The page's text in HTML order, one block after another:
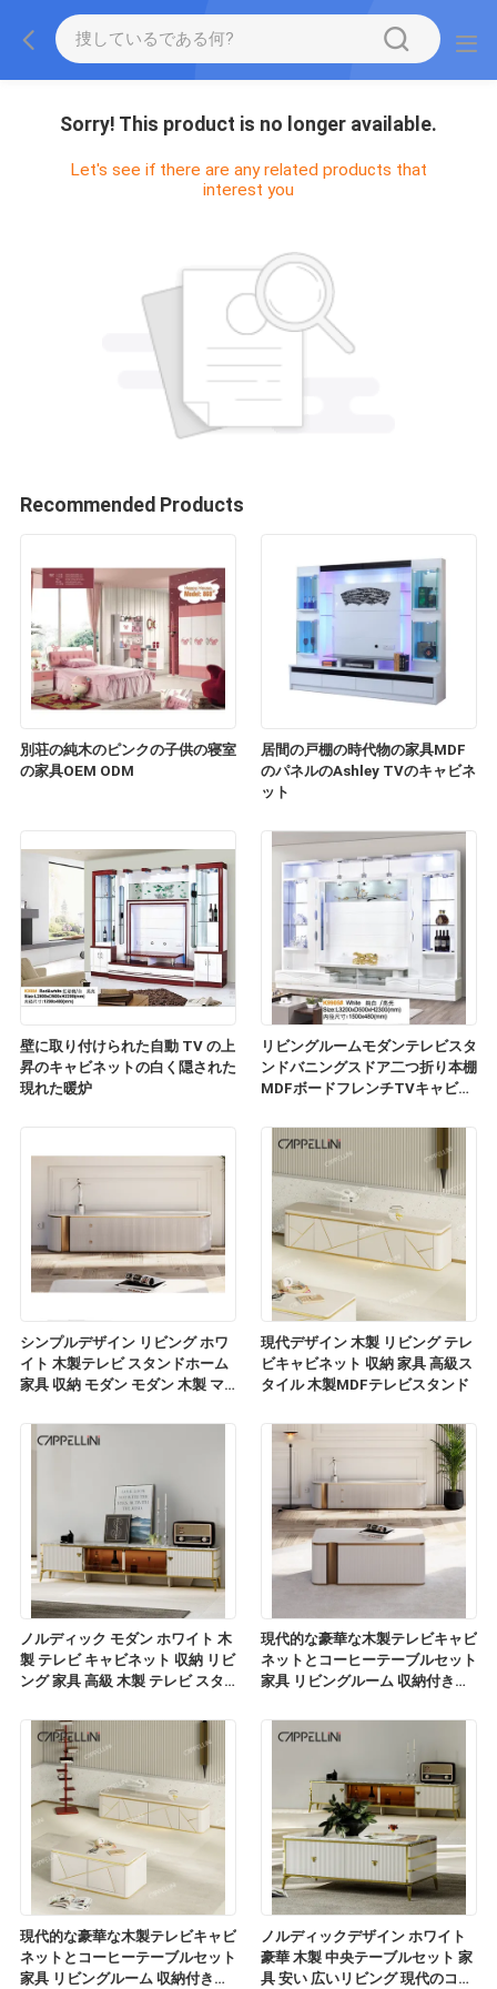
Sorry! This product is no longer available.
Let's see if there are any related products that
interest you
Recommended Products
別荘の純木のピンクの子供の寝室
の家具OEM ODM
居間の戸棚の時代物の家具MDF
のパネルのAshley TVのキャビネ
ット
壁に取り付けられた自動 TV の上
昇のキャビネットの白く隠された
現れた暖炉
リビングルームモダンテレビスタ
ンドバニングスドア二つ折り本棚
MDFボードフレンチTVキャビネ
シンプルデザイン リビング ホワ
イト 木製テレビ スタンドホーム
家具 収納 モダン モダン 木製 マ
ャビネット
現代デザイン 木製 リビング テレ
ビキャビネット 収納 家具 高級ス
タイル 木製MDFテレビスタンド
ノルディック モダン ホワイト 木
製 テレビ キャビネット 収納 リビ
ング 家具 高級 木製 テレビ スタ
現代的な豪華な木製テレビキャビ
ネットとコーヒーテーブルセット
家具 リビングルーム 収納付きの
現代的な豪華な木製テレビキャビ
ネットとコーヒーテーブルセット
家具 リビングルーム 収納付きの
ノルディックデザイン ホワイト
豪華 木製 中央テーブルセット 家
具 安い 広いリビング 現代のコー